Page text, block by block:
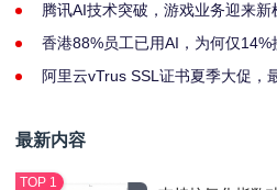
腾讯AI技术突破，游戏业务迎来新
香港88%员工已用AI，为何仅14%
阿里云vTrus SSL证书夏季大促，
最新内容